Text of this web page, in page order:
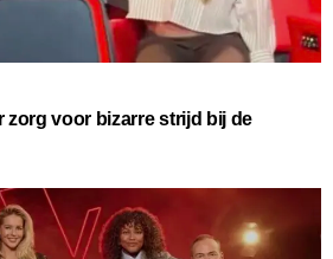
zorg voor bizarre strijd bij de